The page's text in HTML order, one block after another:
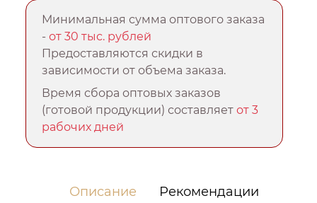
Минимальная сумма оптового заказа
-от 30 тыс. рублей
Предоставляются скидки в
зависимости от объема заказа.
Время сбора оптовых заказов
(готовой продукции) составляетот 3
рабочих дней
Описание Рекомендации